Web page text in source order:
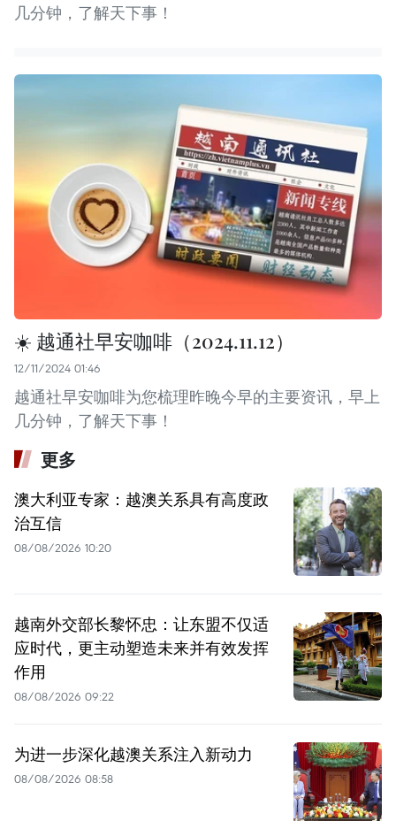
几分钟，了解天下事！
☀️ 越通社早安咖啡（2024.11.12）
12/11/2024 01:46
越通社早安咖啡为您梳理昨晚今早的主要资讯，早上
几分钟，了解天下事！
更多
澳大利亚专家：越澳关系具有高度政
治互信
08/08/2026 10:20
越南外交部长黎怀忠：让东盟不仅适
应时代，更主动塑造未来并有效发挥
作用
08/08/2026 09:22
为进一步深化越澳关系注入新动力
08/08/2026 08:58